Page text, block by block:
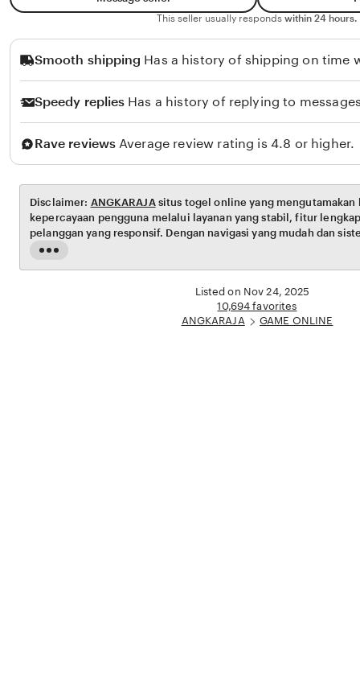
This seller usually responds within 24 hours.
Smooth shipping Has a history of shipping on time
Speedy replies Has a history of replying to
Rave reviews Average review rating is 4.8 or higher.
Read
the
Disclaimer: ANGKARAJAsitus togel online yang mengutamakan
kepercayaan pengguna melalui layanan yang stabil, fitur
pelanggan yang responsif. Dengan navigasi yang mudah dan
platform ini menghadirkan pengalaman akses yang nyaman dan
Listed on Nov 24, 2025
10,694 favorites
ANGKARAJA
GAME ONLINE